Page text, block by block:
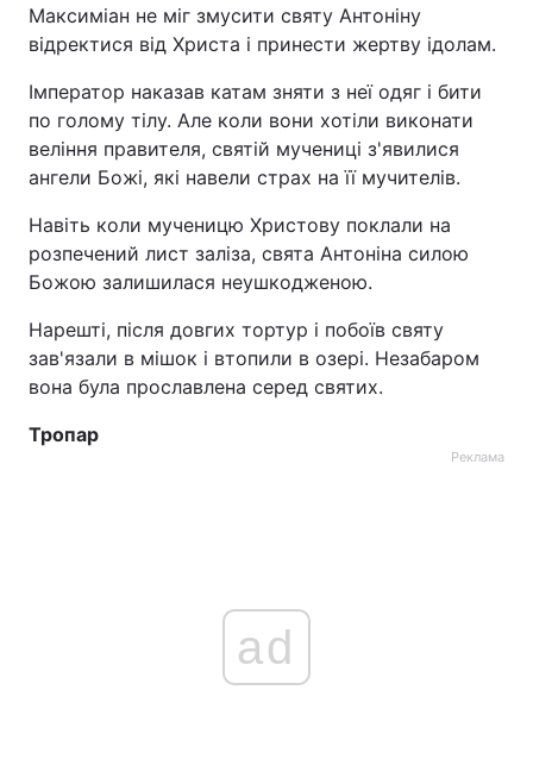
Максиміан не міг змусити святу Антоніну
відректися від Христа і принести жертву ідолам.
Імператор наказав катам зняти з неї одяг і бити
по голому тілу. Але коли вони хотіли виконати
веління правителя, святій мучениці з'явилися
ангели Божі, які навели страх на її мучителів.
Навіть коли мученицю Христову поклали на
розпечений лист заліза, свята Антоніна силою
Божою залишилася неушкодженою.
Нарешті, після довгих тортур і побоїв святу
зав'язали в мішок і втопили в озері. Незабаром
вона була прославлена серед святих.
Тропар
Реклама
ad